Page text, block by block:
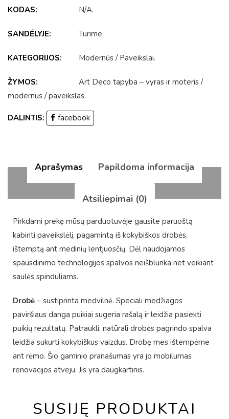
KODAS: N/A.
SANDĖLYJE: Turime
KATEGORIJOS: Modernūs / Paveikslai.
ŽYMOS: Art Deco tapyba – vyras ir moteris /
modernus /paveikslas.
DALINTIS: facebook
Aprašymas Papildoma informacija
Atsiliepimai (0)
Pirkdami prekę mūsų parduotuvėje gausite paruoštą
kabinti paveikslėlį, pagamintą iš kokybiškos drobės,
ištemptą ant medinių lentjuosčių. Dėl naudojamos
spausdinimo technologijos spalvos neišblunka net veikiant
saulės spinduliams.
Drobė – sustiprinta medvilnė. Speciali medžiagos
paviršiaus danga puikiai sugeria rašalą ir leidžia pasiekti
puikių rezultatų. Patraukli, natūrali drobės pagrindo spalva
leidžia sukurti kokybiškus vaizdus. Drobę mes ištempėme
ant rėmo. Šio gaminio pranašumas yra jo mobilumas
renovacijos atveju. Jis yra daugkartinis.
SUSIJĘ PRODUKTAI